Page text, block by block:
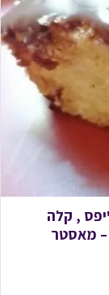
, קלה
– מאסטר